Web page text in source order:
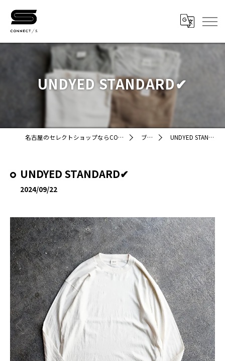
UNDYED STANDARD✔︎
名古屋のセレクトショップならCONNECT/STORE ブログ UNDYED STANDARD✔︎
UNDYED STANDARD✔︎
2024/09/22